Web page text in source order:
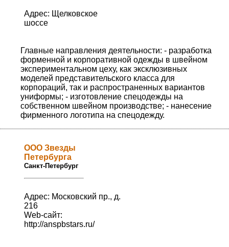
Адрес: Щелковское
шоссе
Главные направления деятельности: - разработка
форменной и корпоративной одежды в швейном
экспериментальном цеху, как эксклюзивных
моделей представительского класса для
корпораций, так и распространенных вариантов
униформы; - изготовление спецодежды на
собственном швейном производстве; - нанесение
фирменного логотипа на спецодежду.
ООО Звезды
Петербурга
Санкт-Петербург
Адрес: Московский пр., д.
216
Web-сайт:
http://anspbstars.ru/